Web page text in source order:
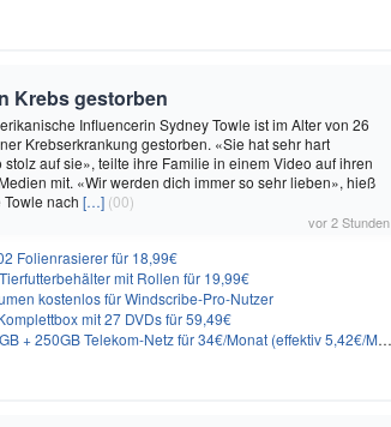
Krebs gestorben
Influencerin Sydney Towle ist im Alter von 26
Krebserkrankung gestorben. «Sie hat sehr hart
auf sie», teilte ihre Familie in einem Video auf ihren
mit. «Wir werden dich immer so sehr lieben», hieß
nach […] (00)
vor 2 Stunden
Folienrasierer für 18,99€
mit Rollen für 19,99€
kostenlos für Windscribe-Pro-Nutzer
mit 27 DVDs für 59,49€
+ 250GB Telekom-Netz für 34€/Monat (effektiv 5,42€/Monat)